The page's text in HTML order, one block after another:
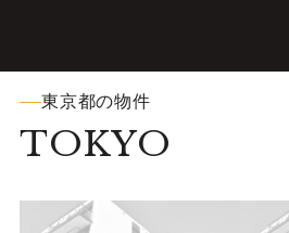
東京都の物件
TOKYO